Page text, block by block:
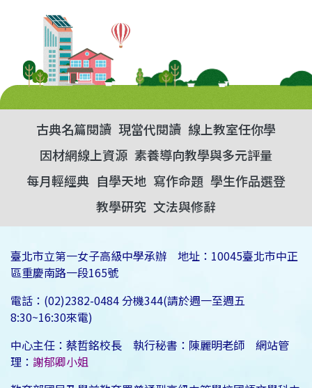
古典名篇閱讀 現當代閱讀 線上教室任你學
因材網線上資源 素養導向教學與多元評量
每月輕經典 自學天地 寫作命題 學生作品選登
教學研究 文法與修辭
臺北市立第一女子高級中學承辦 地址：10045臺北市中正
區重慶南路一段165號
電話：(02)2382-0484 分機344(請於週一至週五
8:30~16:30來電)
中心主任：蔡哲銘校長 執行秘書：陳麗明老師 網站管
理： 謝郁卿小姐